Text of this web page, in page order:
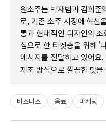
원소주는 박재범과 김희준
로, 기존 소주 시장에 혁신
통과 현대적인 디자인의
심으로 한 타겟층을 위해 '
메시지를 전달하고 있어요
제조 방식으로 깔끔한 맛을
비즈니스 음료 마케팅